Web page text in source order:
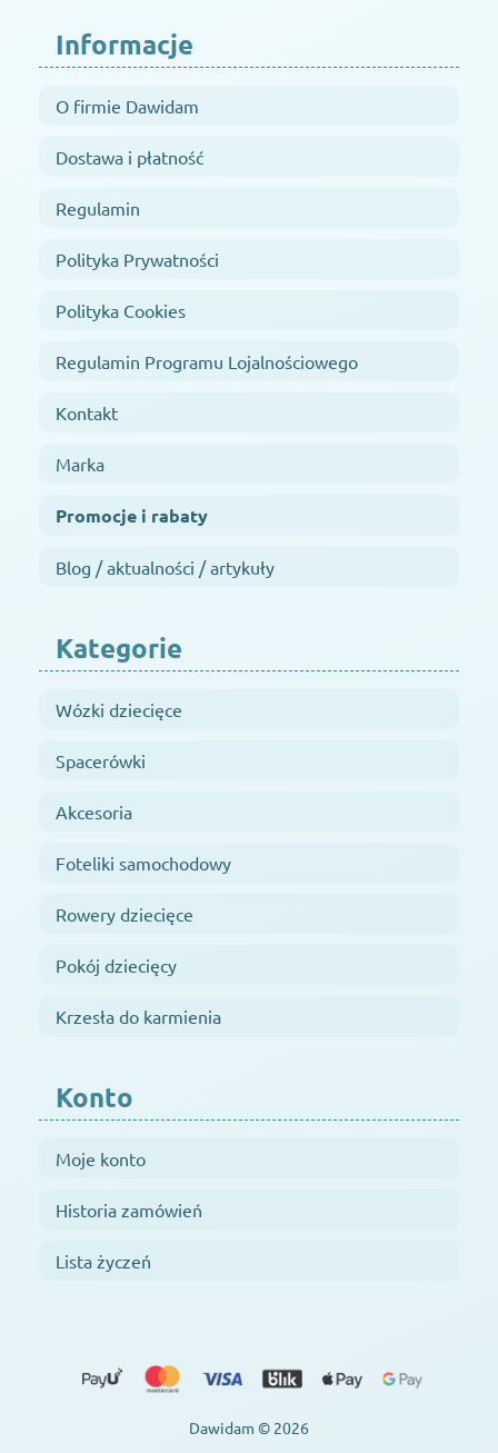
Informacje
O firmie Dawidam
Dostawa i płatność
Regulamin
Polityka Prywatności
Polityka Cookies
Regulamin Programu Lojalnościowego
Kontakt
Marka
Promocje i rabaty
Blog / aktualności / artykuły
Kategorie
Wózki dziecięce
Spacerówki
Akcesoria
Foteliki samochodowy
Rowery dziecięce
Pokój dziecięcy
Krzesła do karmienia
Konto
Moje konto
Historia zamówień
Lista życzeń
Dawidam © 2026